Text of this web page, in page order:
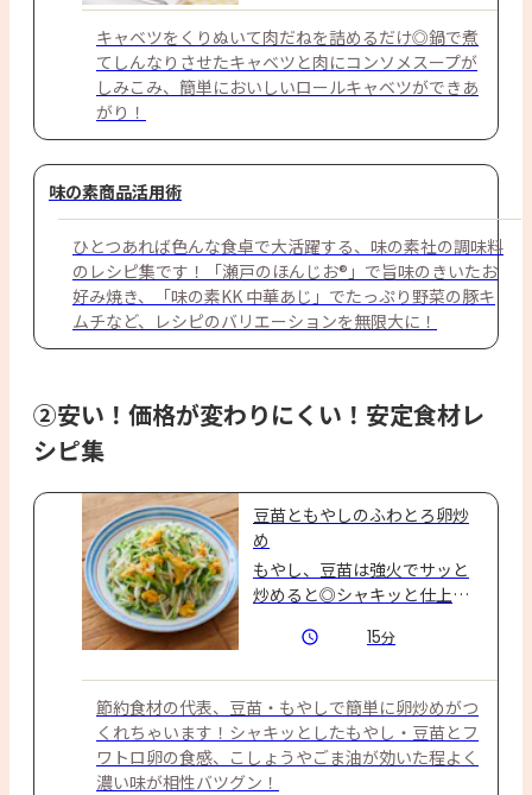
キャベツをくりぬいて肉だねを詰めるだけ◎鍋で煮
てしんなりさせたキャベツと肉にコンソメスープが
しみこみ、簡単においしいロールキャベツができあ
がり！
味の素商品活用術
ひとつあれば色んな食卓で大活躍する、味の素社の調味料
のレシピ集です！「瀬戸のほんじお®」で旨味のきいたお
好み焼き、「味の素KK 中華あじ」でたっぷり野菜の豚キ
ムチなど、レシピのバリエーションを無限大に！
②安い！価格が変わりにくい！安定食材レ
シピ集
豆苗ともやしのふわとろ卵炒
め
もやし、豆苗は強火でサッと
炒めると◎シャキッと仕上げ
15分
節約食材の代表、豆苗・もやしで簡単に卵炒めがつ
くれちゃいます！シャキッとしたもやし・豆苗とフ
ワトロ卵の食感、こしょうやごま油が効いた程よく
濃い味が相性バツグン！